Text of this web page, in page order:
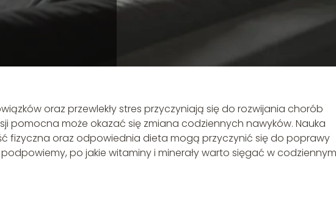
oraz przewlekły stres przyczyniają się do rozwijania chorób
pomocna może okazać się zmiana codziennych nawyków. Nauka
fizyczna oraz odpowiednia dieta mogą przyczynić się do poprawy
po jakie witaminy i minerały warto sięgać w codziennym